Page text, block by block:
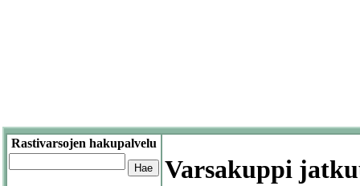
Rastivarsojen hakupalvelu
Varsakuppi